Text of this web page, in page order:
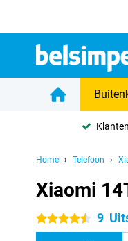
Home Telefoon
Xiaomi
4.5 sterren 9